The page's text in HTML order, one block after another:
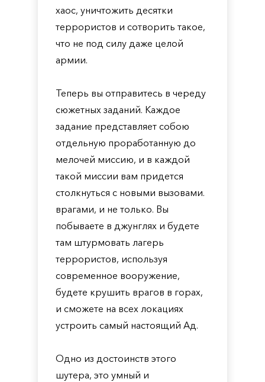
хаос, уничтожить десятки
террористов и сотворить такое,
что не под силу даже целой
армии.
Теперь вы отправитесь в череду
сюжетных заданий. Каждое
задание представляет собою
отдельную проработанную до
мелочей миссию, и в каждой
такой миссии вам придется
столкнуться с новыми вызовами.
врагами, и не только. Вы
побываете в джунглях и будете
там штурмовать лагерь
террористов, используя
современное вооружение,
будете крушить врагов в горах,
и сможете на всех локациях
устроить самый настоящий Ад.
Одно из достоинств этого
шутера, это умный и